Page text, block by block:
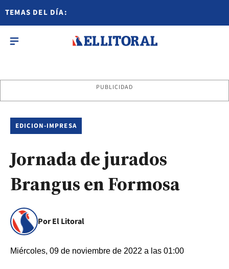
TEMAS DEL DÍA:
PUBLICIDAD
EDICION-IMPRESA
Jornada de jurados
Brangus en Formosa
Por El Litoral
Miércoles, 09 de noviembre de 2022 a las 01:00